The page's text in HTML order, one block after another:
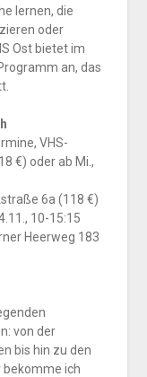
lernen, die
oder
Ost bietet im
an, das
VHS-
€) oder ab Mi.,
6a (118 €)
10-15:15
Heerweg 183
von der
bis hin zu den
ich